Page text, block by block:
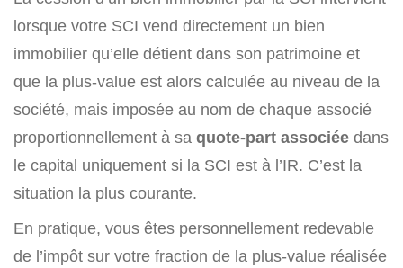
lorsque votre SCI vend directement un bien
immobilier qu’elle détient dans son patrimoine et
que la plus-value est alors calculée au niveau de la
société, mais imposée au nom de chaque associé
proportionnellement à sa quote-part associée dans
le capital uniquement si la SCI est à l’IR. C’est la
situation la plus courante.
En pratique, vous êtes personnellement redevable
de l’impôt sur votre fraction de la plus-value réalisée